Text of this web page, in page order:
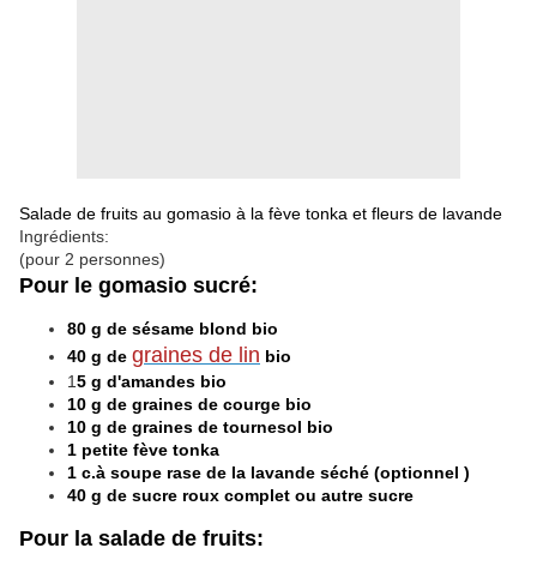
Salade de fruits au gomasio à la fève tonka et fleurs de lavande
Ingrédients:
(pour 2 personnes)
Pour le gomasio sucré:
80 g de sésame blond bio
40 g de graines de lin bio
15 g d'amandes bio
10 g de graines de courge bio
10 g de graines de tournesol bio
1 petite fève tonka
1 c.à soupe rase de la lavande séché (optionnel )
40 g de sucre roux complet ou autre sucre
Pour la salade de fruits: